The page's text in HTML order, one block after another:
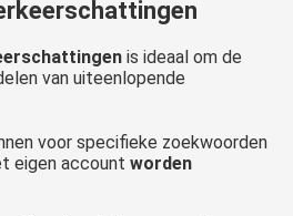
is ideaal om de
van uiteenlopende
voor specifieke zoekwoorden
eigen account worden